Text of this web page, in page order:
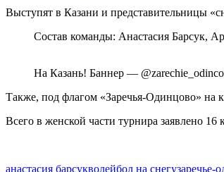
Выступят в Казани и представительницы
Состав команды: Анастасия Барсук,
На Казань! Баннер —
Также, под флагом «Заречья-Одинцово» на
Всего в женской части турнира заявлено 16
анастасия барсукволейбол на снегузаречье-